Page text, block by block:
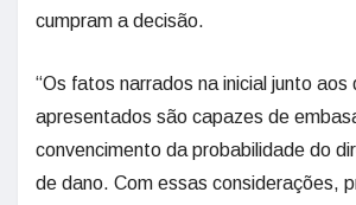
cumpram a decisão.
“Os fatos narrados na inicial junto aos
apresentados são capazes de
convencimento da probabilidade do
de dano. Com essas considerações,